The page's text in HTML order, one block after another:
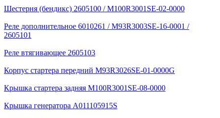
Шестерня (бендикс) 2605100 / M100R3001SE-02-0000
Реле дополнительное 6010261 / M93R3003SE-16-0001 /
2605101
Реле втягивающее 2605103
Корпус стартера передний M93R3026SE-01-0000G
Крышка стартера задняя M100R3001SE-08-0000
Крышка генератора A011105915S